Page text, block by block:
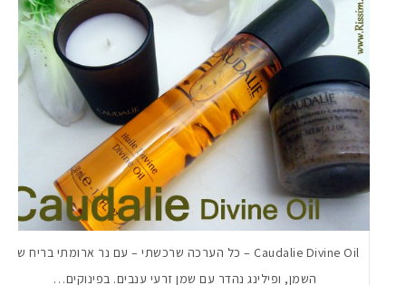
Caudalie Divine Oil – כל הערכה שרכשתי – עם נר ארומתי בריח של
השמן, ופילינג נהדר עם שמן זרעי ענבים. בפינוקים…